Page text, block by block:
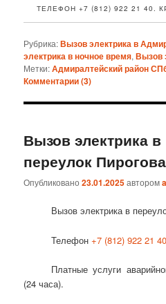
ТЕЛЕФОН +7 (812) 922 21 40.
Рубрика:Вызов электрика в
электрика в ночное время,Вызов
Метки:Адмиралтейский район
Комментарии (3)
Вызов электрика в
переулок Пирогова
Опубликовано23.01.2025автором
Вызов электрика в
Телефон+7 (812) 922 21 40
Платные услуги
(24 часа).